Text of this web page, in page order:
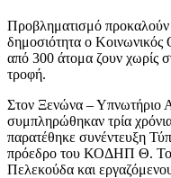
Προβληματισμό προκαλούν
δημοσιότητα ο
από 300 άτομα ζουν χωρίς
τροφή.
Στον Ξενώνα – Υπνωτήριο
συμπληρώθηκαν τρία
παρατέθηκε συνέντευξη
πρόεδρο του ΚΟΔΗΠ Θ.
Πελεκούδα και